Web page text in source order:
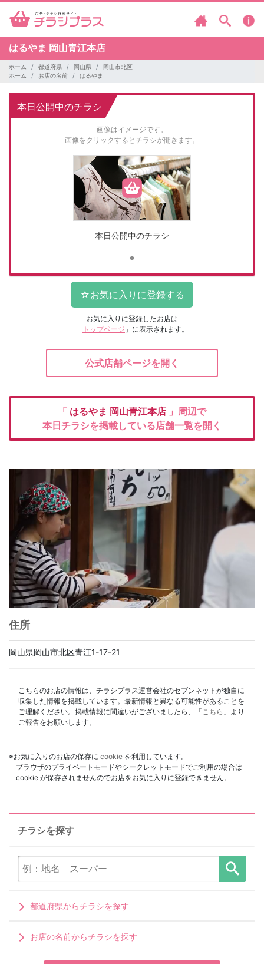
はるやま 岡山青江本店
ホーム 都道府県 岡山県
岡山市北区
ホーム
お店の名前 はるやま
本日公開中のチラシ
画像はイメージです。
画像をクリックするとチラシが開きます。
本日公開中のチラシ
お気に入りに登録したお店は
「 トップページ 」に表示されます。
公式店舗ページを開く
「 はるやま 岡山青江本店 」周辺で
本日チラシを掲載している店舗一覧を開く
住所
岡山県岡山市北区青江1-17-21
こちらのお店の情報は、チラシプラス運営会社のセブンネットが独自に
収集した情報を掲載しています。最新情報と異なる可能性があることを
ご理解ください。掲載情報に間違いがございましたら、「 こちら 」より
ご報告をお願いします。
※お気に入りのお店の保存に cookie を利用しています。
ブラウザのプライベートモードやシークレットモードでご利用の場合は
cookie が保存されませんのでお店をお気に入りに登録できません。
チラシを探す
都道府県からチラシを探す
お店の名前からチラシを探す